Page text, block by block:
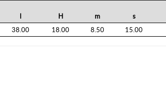
H m s
38.00 18.00 8.50 15.00